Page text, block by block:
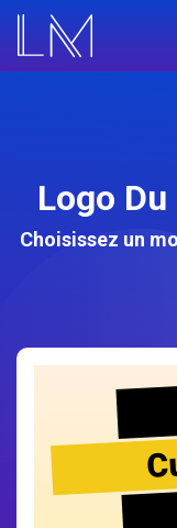
Logo
Choisissez un